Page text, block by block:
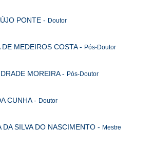
PONTE - Doutor
DE MEDEIROS COSTA- Pós-Doutor
MOREIRA- Pós-Doutor
CUNHA- Doutor
DA SILVA DO NASCIMENTO - Mestre